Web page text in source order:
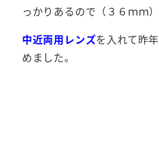
っかりあるので（３６ｍｍ）
中近両用レンズを入れて昨
めました。